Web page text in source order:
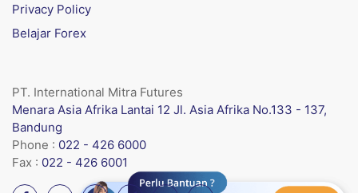
Privacy Policy
Belajar Forex
PT. International Mitra Futures
Menara Asia Afrika Lantai 12 Jl. Asia Afrika No.133 - 137,
Bandung
Phone : 022 - 426 6000
Fax : 022 - 426 6001